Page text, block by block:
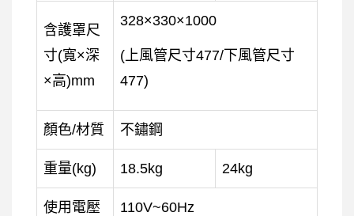
含護罩尺
寸(寬×深
×高)mm
328×330×1000
(上風管尺寸477/下風管尺寸
477)
顏色/材質 不鏽鋼
重量(kg) 18.5kg 24kg
使用電壓 110V~60Hz